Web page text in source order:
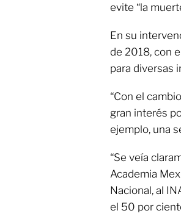
evite “la
En su
de 2018, con
para diversas
“Con el
gran interés
ejemplo, una
“Se veía
Academia
Nacional, al
el 50 por